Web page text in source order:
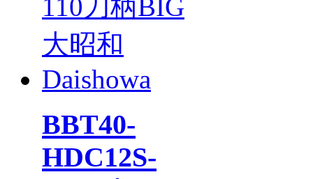
BBT40-
HDC12S-